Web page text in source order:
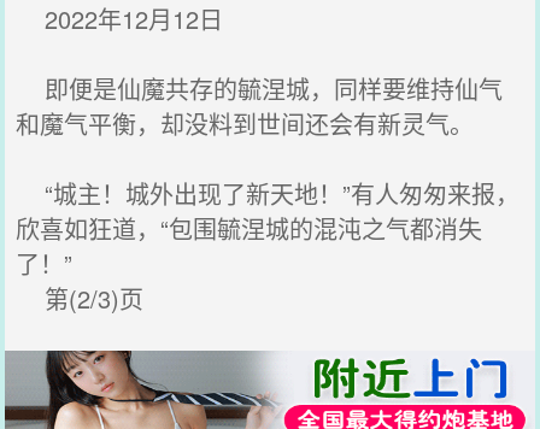
2022年12月12日
即便是仙魔共存的毓涅城，同样要维持仙气
和魔气平衡，却没料到世间还会有新灵气。
“城主！城外出现了新天地！”有人匆匆来报，
欣喜如狂道，“包围毓涅城的混沌之气都消失
了！”
第(2/3)页